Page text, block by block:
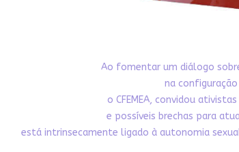
Ao fomentar um diálogo
na
o CFEMEA, convidou
e possíveis brechas para
está intrinsecamente ligado à autonomia